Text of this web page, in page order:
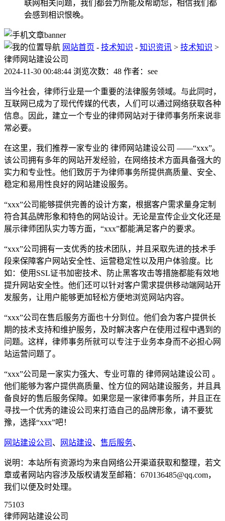
联网相关问题，我们都会力所能及帮助您，相信我们都
会感到相识恨晚。
网站首页 - 技术知识 - 知识资讯 > 技术知识 >
律师网站建设公司
2024-11-30 00:48:44 浏览次数：48 作者：see
当今社会，律师行业是一个重要的法律服务领域。与此同时，
互联网已成为了现代传媒的代表，人们可以通过网络获取各种
信息。因此，建立一个专业的律师网站对于律师事务所来说非
常必要。
在这里，我们推荐一家专业的 律师网站建设公司 ——“xxx”。
该公司拥有多年的网站开发经验，在网络技术方面具备强大的
实力和专业性。他们致厉于为律师事务所提供高质量、安全、
稳定和易用性良好的网站建设服务。
“xxx”公司能够提供完善的设计方案，根据客户需求量身定制
符合其品牌形象和特色的网站设计。无论是宣传企业文化还是
展示律师团队实力等方面，“xxx”都能满足客户的要求。
“xxx”公司拥有一支优秀的技术团队，并且采取先进的技术手
段来保障客户网站安全性、运营稳定性以及用户体验度。比
如：使用SSL证书加密技术、防止黑客攻击等措施都能有效地
提升网站安全性。他们还可以针对客户需求提供移动端网站开
发服务，让用户能够更加轻松方便地浏览网站内容。
“xxx”公司在售后服务方面也十分到位。他们会为客户提供长
期的技术支持和维护服务，及时解决客户在使用过程中遇到的
问题。这样，律师事务所就可以专注于业务本身而不必担心网
站运营问题了。
“xxx”公司是一家实力强大、专业可靠的 律师网站建设公司 。
他们能够为客户提供高质量、恮方位的网站建设服务，并且具
备良好的售后服务保障。如果您是一家律师事务所，并且正在
寻找一个优秀的建设公司来打造自己的品牌形象，请不要犹
豫，选择“xxx”吧！
网站建设公司 、 网站建设、 售后服务、
说明：本站所有资源均为来自网络公开渠道获取和整理，若文
章或者网站内容涉及版权请发至邮箱：670136485@qq.com，
我们以便及时处理。
75103
律师网站建设公司